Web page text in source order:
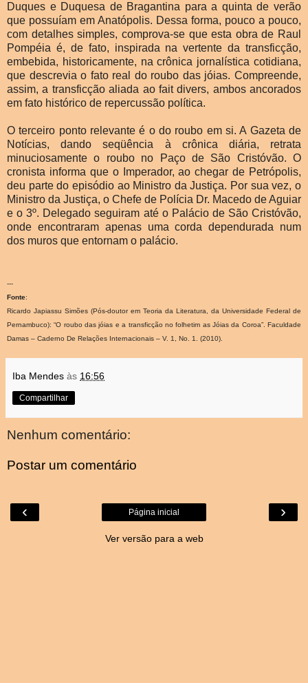
Duques e Duquesa de Bragantina para a quinta de verão
que possuíam em Anatópolis. Dessa forma, pouco a pouco,
com detalhes simples, comprova-se que esta obra de Raul
Pompéia é, de fato, inspirada na vertente da transficção,
embebida, historicamente, na crônica jornalística cotidiana,
que descrevia o fato real do roubo das jóias. Compreende,
assim, a transficção aliada ao fait divers, ambos ancorados
em fato histórico de repercussão política.
O terceiro ponto relevante é o do roubo em si. A Gazeta de
Notícias, dando seqüência à crônica diária, retrata
minuciosamente o roubo no Paço de São Cristóvão. O
cronista informa que o Imperador, ao chegar de Petrópolis,
deu parte do episódio ao Ministro da Justiça. Por sua vez, o
Ministro da Justiça, o Chefe de Polícia Dr. Macedo de Aguiar
e o 3º. Delegado seguiram até o Palácio de São Cristóvão,
onde encontraram apenas uma corda dependurada num
dos muros que entornam o palácio.
---
Fonte:
Ricardo Japiassu Simões (Pós-doutor em Teoria da Literatura, da Universidade Federal de
Pernambuco): “O roubo das jóias e a transficção no folhetim as Jóias da Coroa”. Faculdade
Damas – Caderno De Relações Internacionais – V. 1, No. 1. (2010).
Iba Mendes às 16:56
Compartilhar
Nenhum comentário:
Postar um comentário
‹ ›
Página inicial
Ver versão para a web